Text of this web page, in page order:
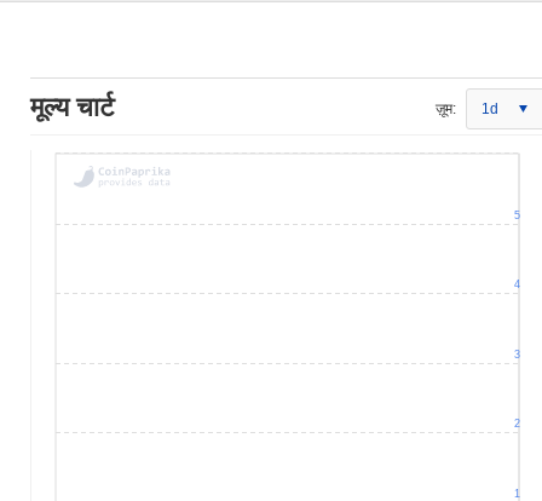
मूल्य चार्ट ज़ूम: 1d
1
2
3
4
5